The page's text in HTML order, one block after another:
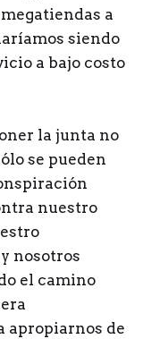
a
siendo
a bajo costo
la junta no
se pueden
nuestro
nosotros
el camino
apropiarnos de